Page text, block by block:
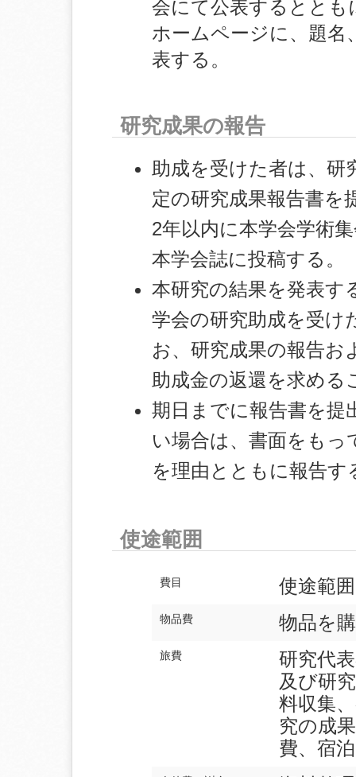
会にて公表するととも
ホームページに、題名
表する。
研究成果の報告
助成を受けた者は、研
定の研究成果報告書を
2年以内に本学会学術
本学会誌に投稿する。
本研究の結果を発表す
学会の研究助成を受け
お、研究成果の報告お
助成金の返還を求める
期日までに報告書を提
い場合は、書面をもっ
を理由とともに報告す
使途範囲
費目 使途範囲
物品費 物品を
旅費
研究代
及び研
料収集
究の成
費、宿